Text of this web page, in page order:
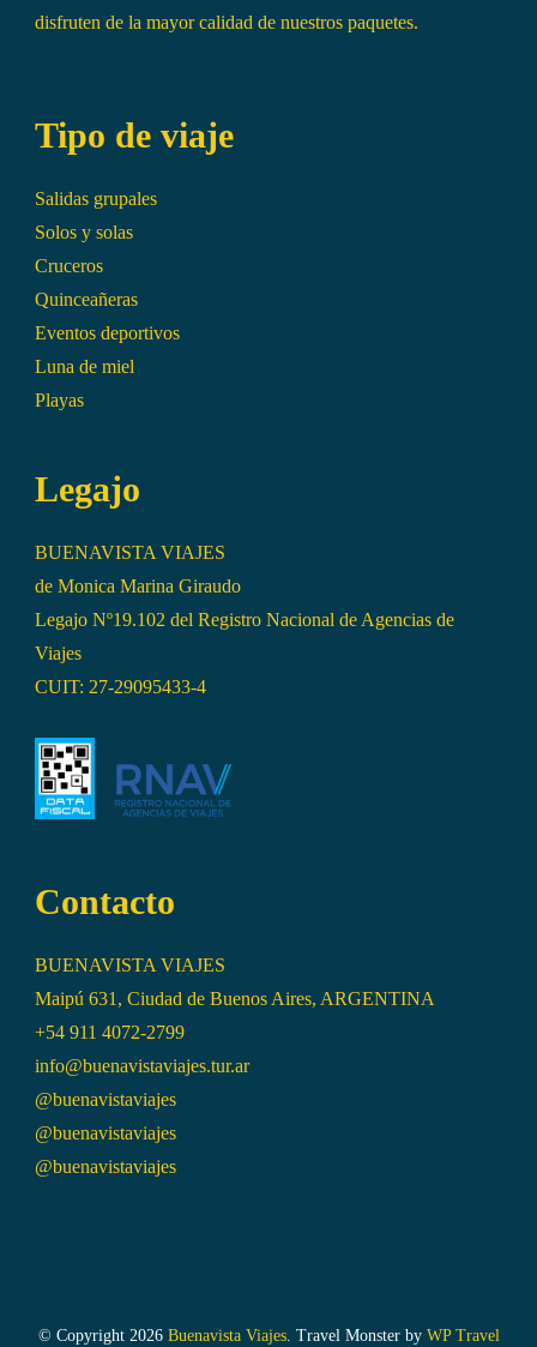
disfruten de la mayor calidad de nuestros paquetes.
Tipo de viaje
Salidas grupales
Solos y solas
Cruceros
Quinceañeras
Eventos deportivos
Luna de miel
Playas
Legajo
BUENAVISTA VIAJES
de Monica Marina Giraudo
Legajo Nº19.102 del Registro Nacional de Agencias de
Viajes
CUIT: 27-29095433-4
Contacto
BUENAVISTA VIAJES
Maipú 631, Ciudad de Buenos Aires, ARGENTINA
+54 911 4072-2799
info@buenavistaviajes.tur.ar
@buenavistaviajes
@buenavistaviajes
@buenavistaviajes
© Copyright 2026 Buenavista Viajes. Travel Monster by WP Travel